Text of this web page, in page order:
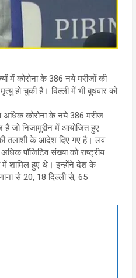
में कोरोना के 386 नये मरीजों की
हो चुकी है। दिल्ली में भी बुधवार को
अधिक कोरोना के नये 386 मरीज
जो निजामुद्दीन में आयोजित हुए
की तलाशी के आदेश दिए गए है। लव
पॉजिटिव संख्या को राष्ट्रीय
में शामिल हुए थे। इन्होंने देश के
से 20, 18 दिल्ली से, 65